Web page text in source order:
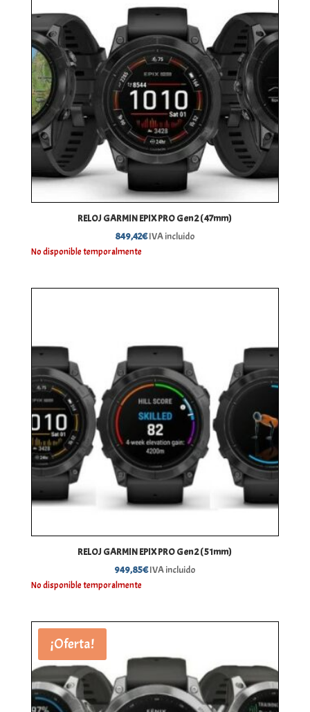
RELOJ GARMIN EPIX PRO Gen 2 ( 47mm)
849,42€IVA incluido
No disponible temporalmente
RELOJ GARMIN EPIX PRO Gen 2 ( 51mm)
949,85€IVA incluido
No disponible temporalmente
¡Oferta!